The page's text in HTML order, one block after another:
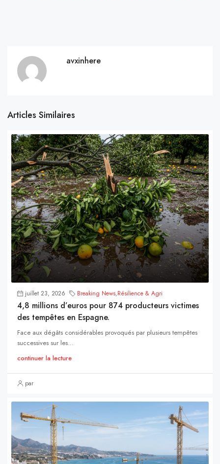
avxinhere
Articles Similaires
juillet 23, 2026 Breaking News,Résilience & Agri
4,8 millions d’euros pour 874 producteurs victimes
des tempêtes en Espagne.
Face aux dégâts considérables provoqués par plusieurs tempêtes
successives sur les...
continuer la lecture
par